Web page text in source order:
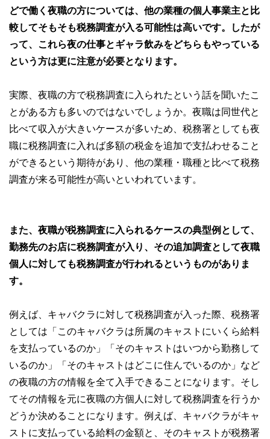
どで働く夜職の方については、他の業種の個人事業主と比
較してそもそも税務調査が入る可能性は高いです。したが
って、これら夜の仕事とギャラ飲みをどちらもやっている
という方は更に注意が必要となります。
実際、夜職の方で税務調査に入られたという話を聞いたこ
とがある方も多いのではないでしょうか。夜職は同世代と
比べて収入が大きいケースが多いため、税務署としても夜
職に税務調査に入れば多額の税金を追加で支払わせること
ができるという期待があり、他の業種・職種と比べて税務
調査が来る可能性が高いといわれています。
また、夜職が税務調査に入られるケースの典型例として、
勤務先のお店に税務調査が入り、その追加調査として夜職
個人に対しても税務調査が行われるというものがありま
す。
例えば、キャバクラに対して税務調査が入った際、税務署
としては「このキャバクラは所属のキャストにいくら給料
を支払っているのか」「そのキャストはいつから勤務して
いるのか」「そのキャストはどこに住んでいるのか」など
の夜職の方の情報を全て入手できることになります。そし
てその情報を元に夜職の方個人に対して税務調査を行うか
どうか決めることになります。例えば、キャバクラがキャ
ストに支払っている給料の金額と、そのキャストが税務署